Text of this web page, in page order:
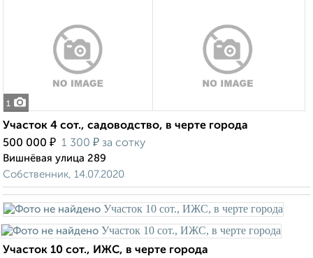
1
Участок 4 сот., садоводство, в черте города
500 000 ₽ 1 300 ₽ за сотку
Вишнёвая улица 289
Собственник, 14.07.2020
Участок 10 сот., ИЖС, в черте города